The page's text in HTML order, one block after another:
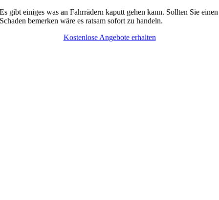
Es gibt einiges was an Fahrrädern kaputt gehen kann. Sollten Sie einen
Schaden bemerken wäre es ratsam sofort zu handeln.
Kostenlose Angebote erhalten